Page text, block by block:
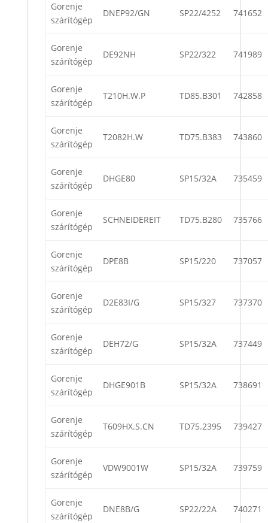
Gorenje
szárítógép
DNEP92/GN SP22/4252 741652
Gorenje
szárítógép
DE92NH SP22/322 741989
Gorenje
szárítógép
T210H.W.P TD85.B301 742858
Gorenje
szárítógép
T2082H.W TD75.B383 743860
Gorenje
szárítógép
DHGE80 SP15/32A 735459
Gorenje
szárítógép
SCHNEIDEREIT TD75.B280 735766
Gorenje
szárítógép
DPE8B SP15/220 737057
Gorenje
szárítógép
D2E83I/G SP15/327 737370
Gorenje
szárítógép
DEH72/G SP15/32A 737449
Gorenje
szárítógép
DHGE901B SP15/32A 738691
Gorenje
szárítógép
T609HX.S.CN TD75.2395 739427
Gorenje
szárítógép
VDW9001W SP15/32A 739759
Gorenje
szárítógép
DNE8B/G SP22/22A 740271